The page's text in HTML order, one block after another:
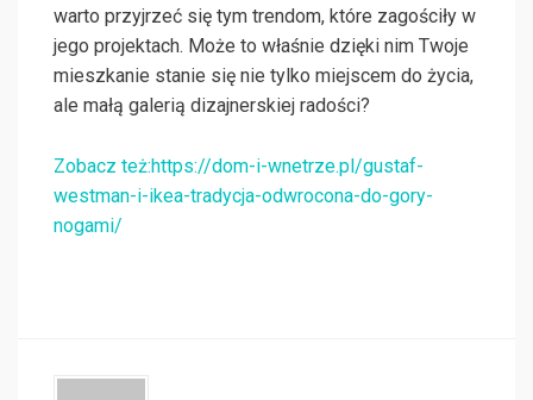
warto przyjrzeć się tym trendom, które zagościły w
jego projektach. Może to właśnie dzięki nim Twoje
mieszkanie stanie się nie tylko miejscem do życia,
ale małą galerią dizajnerskiej radości?
Zobacz też:https://dom-i-wnetrze.pl/gustaf-
westman-i-ikea-tradycja-odwrocona-do-gory-
nogami/